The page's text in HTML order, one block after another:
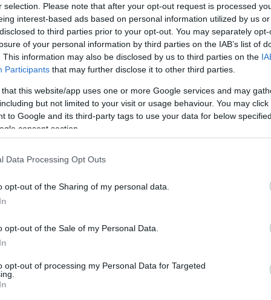
selection. Please note that after your opt-out request is processed
interest-based ads based on personal information utilized by us
to third parties prior to your opt-out. You may separately
of your personal information by third parties on the IAB’s list of
This information may also be disclosed by us to third parties on the
Participants that may further disclose it to other third parties.
that this website/app uses one or more Google services and may
but not limited to your visit or usage behaviour. You may
to Google and its third-party tags to use your data for below
consent section.
Data Processing Opt Outs
opt-out of the Sharing of my personal data.
opt-out of the Sale of my Personal Data.
opt-out of processing my Personal Data for Targeted
έχει καταστεί δυνατόν να ολοκληρωθεί η πρακτική
Τμήματος Δημοτικής Εκπαίδευσης (Π.Τ.Δ.Ε.) Ιωαννίνων.
που αντιμετωπίζουν οι φοιτητές τον
τους υποχρεώσεις, όλα τα μαθήματα, στο
δεν είναι δυνατόν να ολοκληρώσουν την
στη λήψη του πτυχίου.
πολλοί φοιτητές ακολούθησαν την πρόταση του
χωρίς να έχουν ολοκληρώσει την πρακτικής τους
τους δικαιώματα προκειμένου να
τα περισσότερα Πανεπιστήμια σε Ελλάδα και
τους απόφοιτους, οι οποίοι δεν έχουν